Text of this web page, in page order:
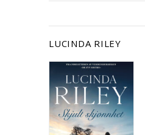
LUCINDA RILEY